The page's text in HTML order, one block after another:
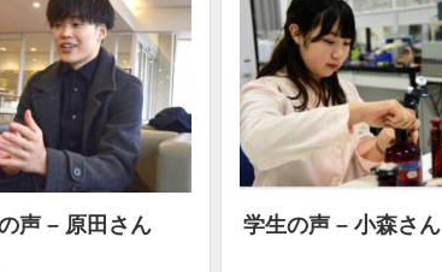
声 – 原田さん 学生の声 – 小森さん